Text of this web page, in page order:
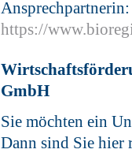
https://
GmbH
Sie möchten ein
Dann sind Sie